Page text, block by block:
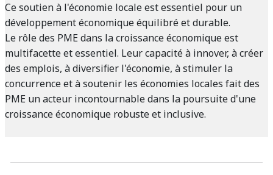
Ce soutien à l'économie locale est essentiel pour un
développement économique équilibré et durable.
Le rôle des PME dans la croissance économique est
multifacette et essentiel. Leur capacité à innover, à créer
des emplois, à diversifier l'économie, à stimuler la
concurrence et à soutenir les économies locales fait des
PME un acteur incontournable dans la poursuite d'une
croissance économique robuste et inclusive.